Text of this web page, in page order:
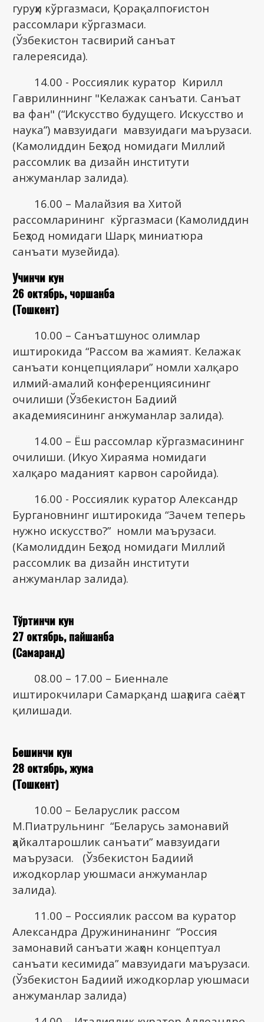
гуруҳи кўргазмаси, Қорақалпоғистон
рассомлари кўргазмаси.
(Ўзбекистон тасвирий санъат
галереясида).
14.00 - Россиялик куратор Кирилл
Гаврилиннинг "Келажак санъати. Санъат
ва фан" (“Искусство будущего. Искусство и
наука”) мавзуидаги мавзуидаги маърузаси.
(Камолиддин Беҳзод номидаги Миллий
рассомлик ва дизайн институти
анжуманлар залида).
16.00 – Малайзия ва Хитой
рассомларининг кўргазмаси (Камолиддин
Беҳзод номидаги Шарқ миниатюра
санъати музейида).
Учинчи кун
26 октябрь, чоршанба
(Тошкент)
10.00 – Санъатшунос олимлар
иштирокида “Рассом ва жамият. Келажак
санъати концепциялари” номли халқаро
илмий-амалий конференциясининг
очилиши (Ўзбекистон Бадиий
академиясининг анжуманлар залида).
14.00 – Ёш рассомлар кўргазмасининг
очилиши. (Икуо Хираяма номидаги
халқаро маданият карвон саройида).
16.00 - Россиялик куратор Александр
Бургановнинг иштирокида “Зачем теперь
нужно искусство?” номли маърузаси.
(Камолиддин Беҳзод номидаги Миллий
рассомлик ва дизайн институти
анжуманлар залида).
Тўртинчи кун
27 октябрь, пайшанба
(Самарқанд)
08.00 – 17.00 – Биеннале
иштирокчилари Самарқанд шаҳрига саёҳат
қилишади.
Бешинчи кун
28 октябрь, жума
(Тошкент)
10.00 – Беларуслик рассом
М.Пиатрульнинг “Беларусь замонавий
ҳайкалтарошлик санъати” мавзуидаги
маърузаси. (Ўзбекистон Бадиий
ижодкорлар уюшмаси анжуманлар
залида).
11.00 – Россиялик рассом ва куратор
Александра Дружининанинг “Россия
замонавий санъати жаҳон концептуал
санъати кесимида” мавзуидаги маърузаси.
(Ўзбекистон Бадиий ижодкорлар уюшмаси
анжуманлар залида)